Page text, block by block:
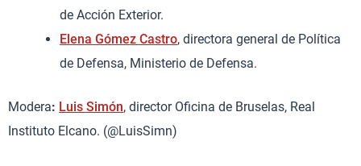
de Acción Exterior.
Elena Gómez Castro, directora general de Política
de Defensa, Ministerio de Defensa.
Modera: Luis Simón, director Oficina de Bruselas, Real
Instituto Elcano. (@LuisSimn)